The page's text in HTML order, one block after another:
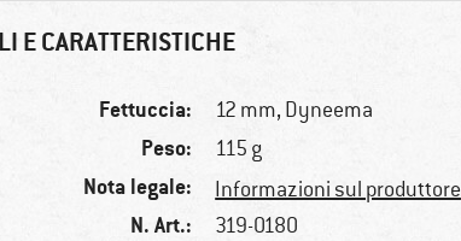
E CARATTERISTICHE
Fettuccia: 12 mm, Dyneema
Peso: 115 g
Nota legale: Informazioni sul produttore
N. Art.: 319-0180